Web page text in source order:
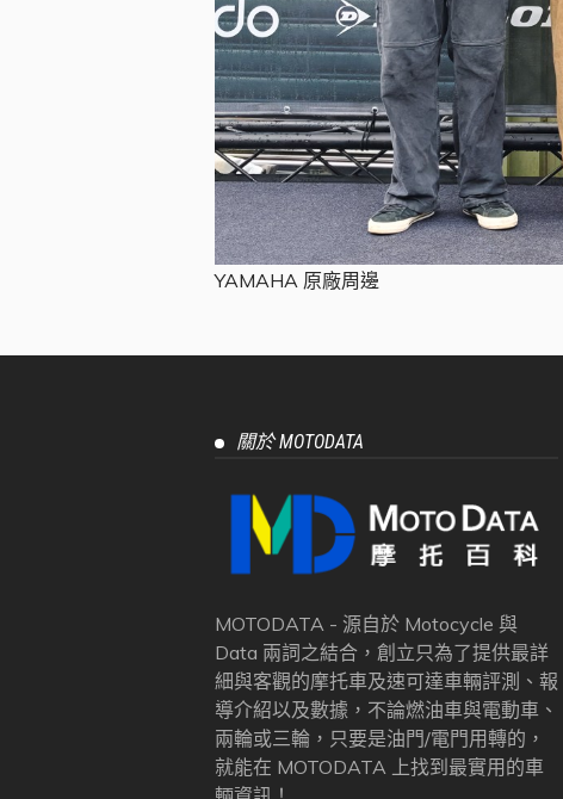
YAMAHA 原廠周邊
關於 MOTODATA
MOTODATA - 源自於 Motocycle 與
Data 兩詞之結合，創立只為了提供最詳
細與客觀的摩托車及速可達車輛評測、報
導介紹以及數據，不論燃油車與電動車、
兩輪或三輪，只要是油門/電門用轉的，
就能在 MOTODATA 上找到最實用的車